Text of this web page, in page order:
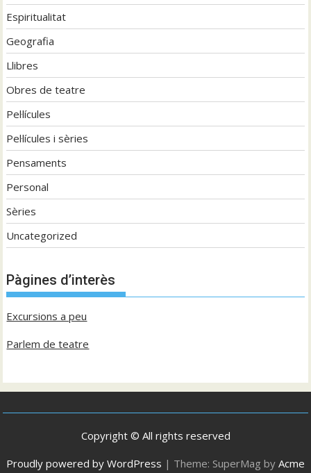
Espiritualitat
Geografia
Llibres
Obres de teatre
Pel·lícules
Pel·lícules i sèries
Pensaments
Personal
Sèries
Uncategorized
Pàgines d’interès
Excursions a peu
Parlem de teatre
Copyright © All rights reserved
Proudly powered by WordPress | Theme: SuperMag by Acme